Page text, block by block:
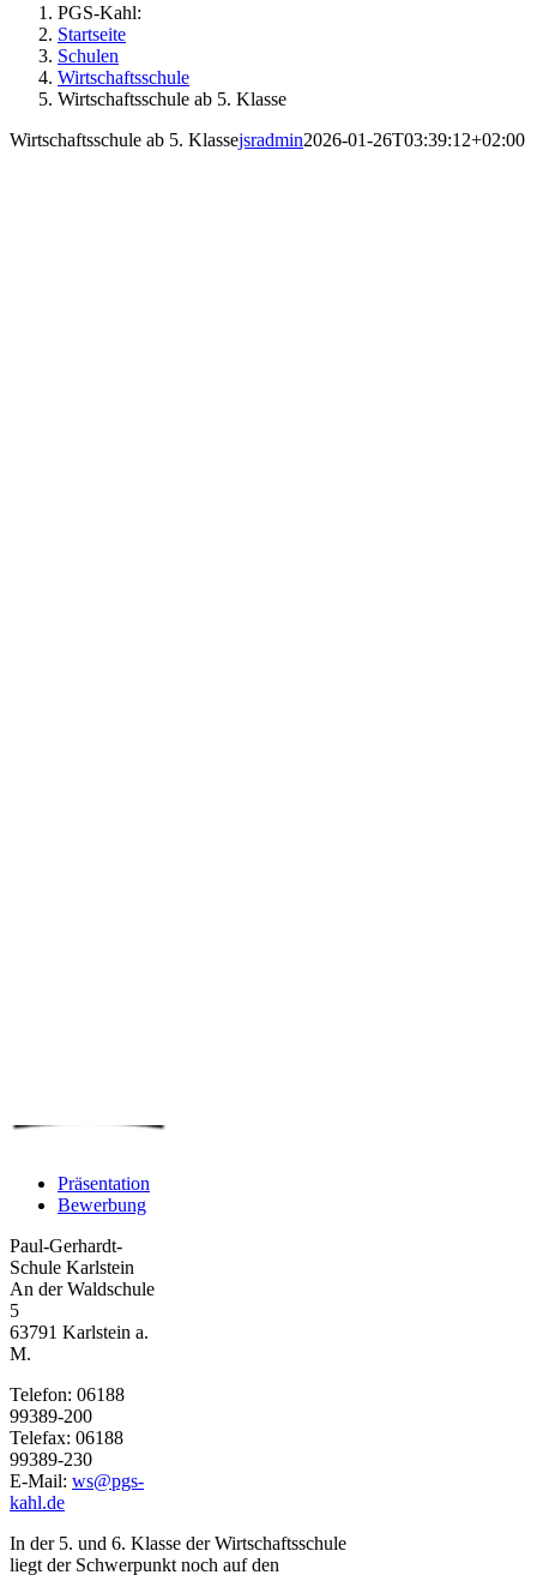
PGS-Kahl:
Startseite
Schulen
Wirtschaftsschule
Wirtschaftsschule ab 5. Klasse
Wirtschaftsschule ab 5. Klassejsradmin2026-01-26T03:39:12+02:00
Präsentation
Bewerbung
Paul-Gerhardt-
Schule Karlstein
An der Waldschule
5
63791 Karlstein a.
M.
Telefon: 06188
99389-200
Telefax: 06188
99389-230
E-Mail: ws@pgs-
kahl.de
In der 5. und 6. Klasse der Wirtschaftsschule
liegt der Schwerpunkt noch auf den